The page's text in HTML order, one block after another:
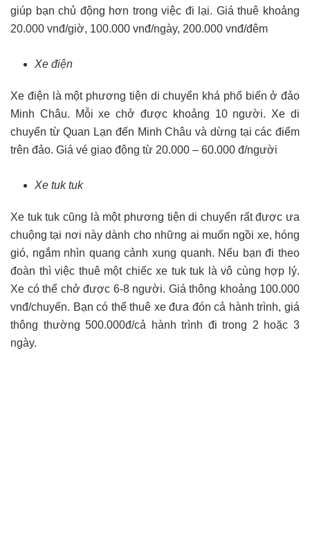
giúp bạn chủ động hơn trong việc đi lại. Giá thuê khoảng
20.000 vnđ/giờ, 100.000 vnđ/ngày, 200.000 vnđ/đêm
Xe điện
Xe điện là một phương tiện di chuyển khá phổ biến ở đảo
Minh Châu. Mỗi xe chở được khoảng 10 người. Xe di
chuyển từ Quan Lạn đến Minh Châu và dừng tại các điểm
trên đảo. Giá vé giao động từ 20.000 – 60.000 đ/người
Xe tuk tuk
Xe tuk tuk cũng là một phương tiện di chuyển rất được ưa
chuộng tại nơi này dành cho những ai muốn ngồi xe, hóng
gió, ngắm nhìn quang cảnh xung quanh. Nếu bạn đi theo
đoàn thì việc thuê một chiếc xe tuk tuk là vô cùng hợp lý.
Xe có thể chở được 6-8 người. Giá thông khoảng 100.000
vnđ/chuyến. Bạn có thể thuê xe đưa đón cả hành trình, giá
thông thường 500.000đ/cả hành trình đi trong 2 hoặc 3
ngày.